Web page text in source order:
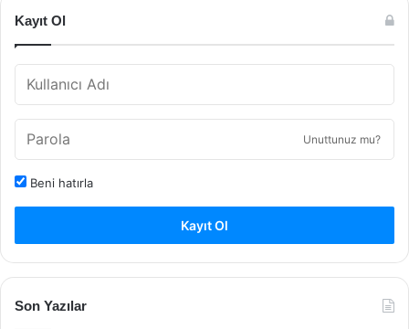
Kayıt Ol
Unuttunuz mu?
Beni hatırla
Kayıt Ol
Son Yazılar